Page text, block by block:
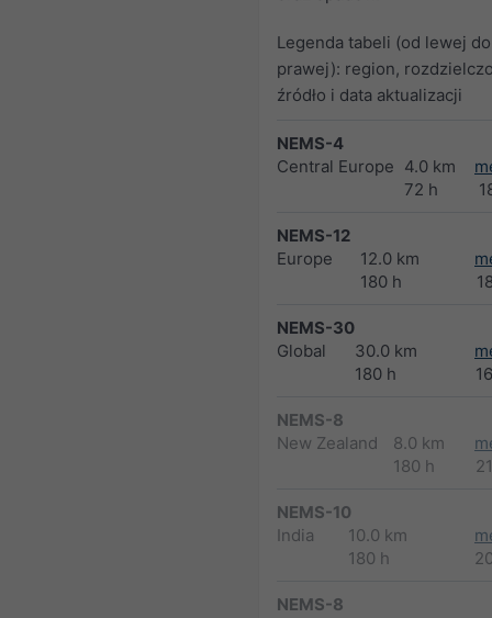
Legenda tabeli (od lewej do
prawej): region,
źródło i data aktualizacji
NEMS-4
Central Europe 4.0 km
72 h
NEMS-12
Europe
12.0 km
180 h
NEMS-30
Global
30.0 km
180 h
NEMS-8
New Zealand
8.0 km
180 h
NEMS-10
India
10.0 km
180 h
NEMS-8